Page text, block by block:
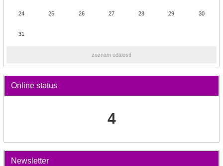
24 25 26 27 28 29 30
31
zoznam udalostí
Online status
4
Newsletter